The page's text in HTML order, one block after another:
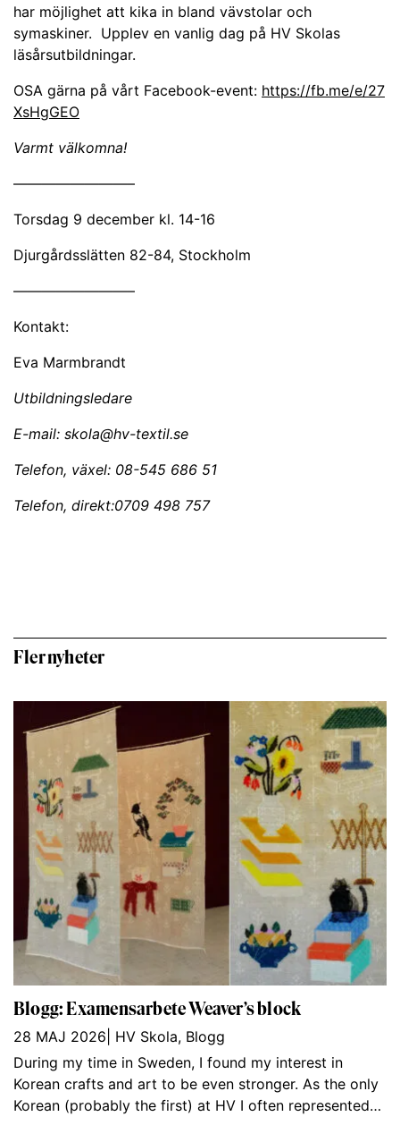
har möjlighet att kika in bland vävstolar och
symaskiner. Upplev en vanlig dag på HV Skolas
läsårsutbildningar.
OSA gärna på vårt Facebook-event: https://fb.me/e/27
XsHgGEO
Varmt välkomna!
————————–
Torsdag 9 december kl. 14-16
Djurgårdsslätten 82-84, Stockholm
————————–
Kontakt:
Eva Marmbrandt
Utbildningsledare
E-mail: skola@hv-textil.se
Telefon, växel: 08-545 686 51
Telefon, direkt:0709 498 757
Fler nyheter
Blogg: Examensarbete Weaver’s block
28 MAJ 2026 HV Skola, Blogg
During my time in Sweden, I found my interest in
Korean crafts and art to be even stronger. As the only
Korean (probably the first) at HV I often represented…